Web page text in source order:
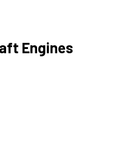
Engines